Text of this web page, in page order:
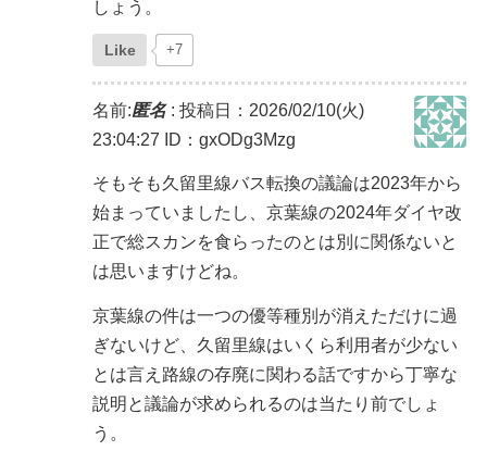
しょう。
Like +7
名前:匿名: 投稿日：2026/02/10(火)
23:04:27
ID：gxODg3Mzg
そもそも久留里線バス転換の議論は2023年から
始まっていましたし、京葉線の2024年ダイヤ改
正で総スカンを食らったのとは別に関係ないと
は思いますけどね。
京葉線の件は一つの優等種別が消えただけに過
ぎないけど、久留里線はいくら利用者が少ない
とは言え路線の存廃に関わる話ですから丁寧な
説明と議論が求められるのは当たり前でしょ
う。